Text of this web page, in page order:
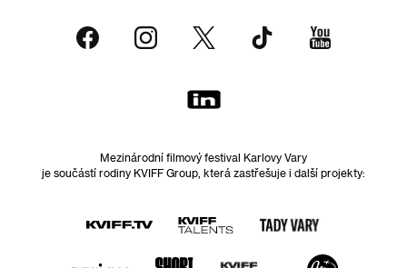
Mezinárodní filmový festival Karlovy Vary
je součástí rodiny KVIFF Group, která zastřešuje i další projekty: